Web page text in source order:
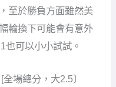
至於勝負方面雖然美
輪換下可能會有意外
也可以小小試試。
場總分，大2.5〕